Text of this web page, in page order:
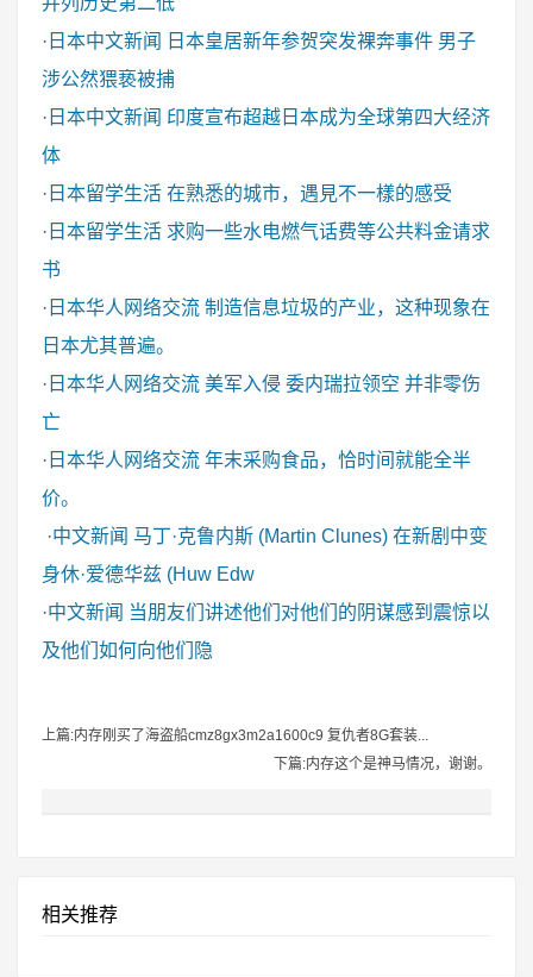
· 日本中文新闻
日本皇居新年参贺突发裸奔事件 男子
涉公然猥亵被捕
· 日本中文新闻 印度宣布超越日本成为全球第四大经济
体
· 日本留学生活 在熟悉的城市，遇見不一樣的感受
· 日本留学生活 求购一些水电燃气话费等公共料金请求
书
· 日本华人网络交流 制造信息垃圾的产业，这种现象在
日本尤其普遍。
· 日本华人网络交流 美军入侵 委内瑞拉领空 并非零伤
亡
· 日本华人网络交流 年末采购食品，恰时间就能全半
价。
·中文新闻 马丁·克鲁内斯 (Martin Clunes) 在新剧中变
身休·爱德华兹 (Huw Edw
·中文新闻 当朋友们讲述他们对他们的阴谋感到震惊以
及他们如何向他们隐
上篇:内存刚买了海盗船cmz8gx3m2a1600c9 复仇者8G套装...
下篇:内存这个是神马情况，谢谢。
相关推荐